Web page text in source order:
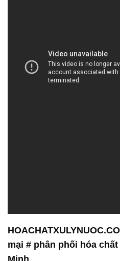
mại # phân phối hóa
Minh